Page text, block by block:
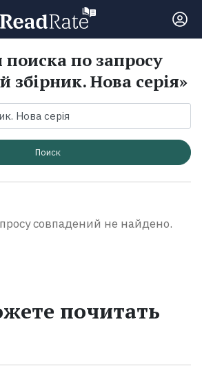
поиска по запросу
збірник. Нова серія»
Поиск
совпадений не найдено.
почитать